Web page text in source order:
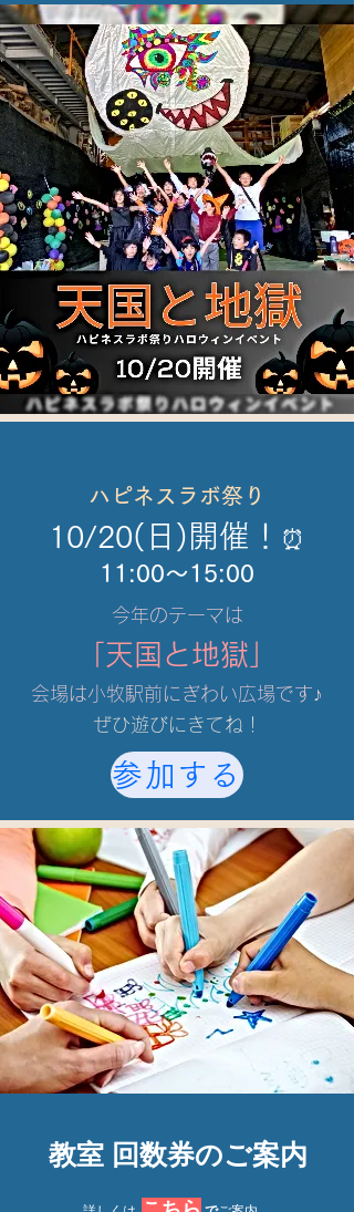
​ハピネスラボ祭り
10/20(日)開催！
⏰
11:00～15:00
今年のテーマは
「天国と地獄」
会場は小牧駅前にぎわい広場です♪
​ぜひ遊びにきてね！
参加する
教室 回数券のご案内